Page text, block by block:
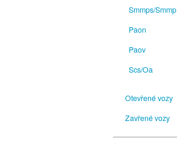
Smmps/Smmp
Paon
Paov
Scs/Oa
Otevřené vozy
Zavřené vozy